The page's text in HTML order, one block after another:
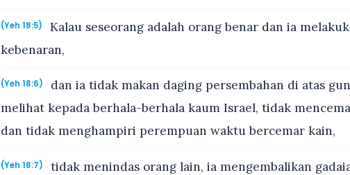
(Yeh 18:5)
Kalau seseorang adalah orang benar dan ia
kebenaran,
(Yeh 18:6)
dan ia tidak makan daging persembahan di atas
melihat kepada berhala-berhala kaum Israel, tidak
dan tidak menghampiri perempuan waktu bercemar kain,
(Yeh 18:7)
tidak menindas orang lain, ia mengembalikan